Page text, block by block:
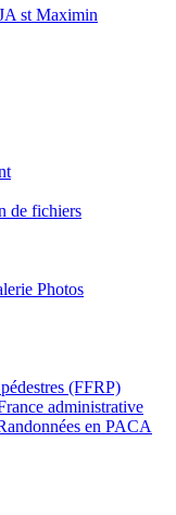
st Maximin
de fichiers
Photos
(FFRP)
administrative
en PACA